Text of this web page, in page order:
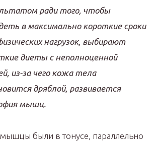
ради того, чтобы
в максимально короткие сроки
нагрузок, выбирают
диеты с неполноценной
из-за чего кожа тела
дряблой, развивается
мышц.
мышцы были в тонусе, параллельно